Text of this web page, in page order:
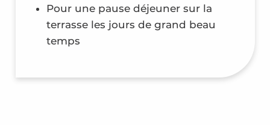
Pour une pause déjeuner sur la
terrasse les jours de grand beau
temps